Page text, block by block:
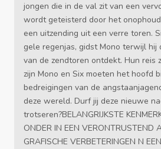
jongen die in de val zit van een
wordt geteisterd door het
een uitzending uit een verre toren.
gele regenjas, gidst Mono terwijl hij
van de zendtoren ontdekt. Hun reis
zijn Mono en Six moeten het hoofd
bedreigingen van de
deze wereld. Durf jij deze nieuwe
trotseren?BELANGRIJKSTE
ONDER IN EEN VERONTRUSTEND
GRAFISCHE VERBETERINGEN N